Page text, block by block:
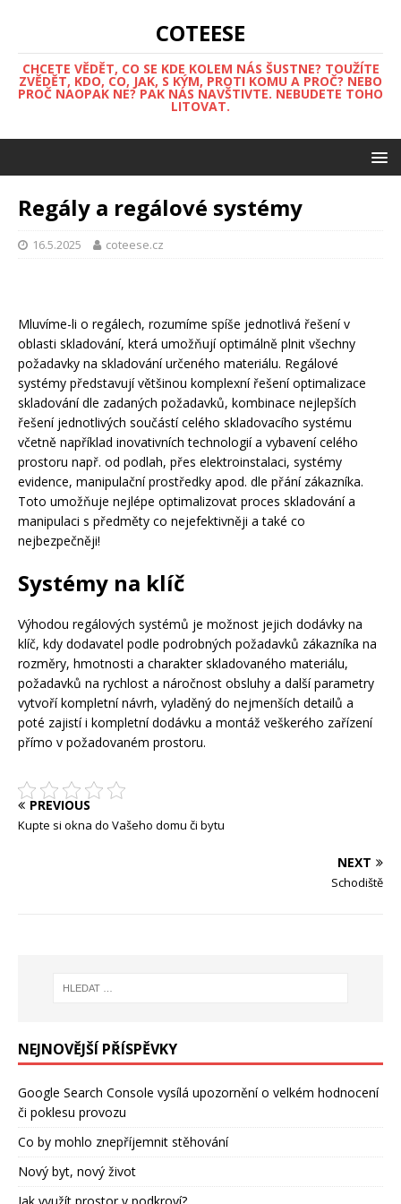
COTEESE
CHCETE VĚDĚT, CO SE KDE KOLEM NÁS ŠUSTNE? TOUŽÍTE
ZVĚDĚT, KDO, CO, JAK, S KÝM, PROTI KOMU A PROČ? NEBO
PROČ NAOPAK NE? PAK NÁS NAVŠTIVTE. NEBUDETE TOHO
LITOVAT.
Regály a regálové systémy
16.5.2025 coteese.cz
Mluvíme-li o regálech, rozumíme spíše jednotlivá řešení v
oblasti skladování, která umožňují optimálně plnit všechny
požadavky na skladování určeného materiálu. Regálové
systémy představují většinou komplexní řešení optimalizace
skladování dle zadaných požadavků, kombinace nejlepších
řešení jednotlivých součástí celého skladovacího systému
včetně například inovativních technologií a vybavení celého
prostoru např. od podlah, přes elektroinstalaci, systémy
evidence, manipulační prostředky apod. dle přání zákazníka.
Toto umožňuje nejlépe optimalizovat proces skladování a
manipulaci s předměty co nejefektivněji a také co
nejbezpečněji!
Systémy na klíč
Výhodou regálových systémů je možnost jejich dodávky na
klíč, kdy dodavatel podle podrobných požadavků zákazníka na
rozměry, hmotnosti a charakter skladovaného materiálu,
požadavků na rychlost a náročnost obsluhy a další parametry
vytvoří kompletní návrh, vyladěný do nejmenších detailů a
poté zajistí i kompletní dodávku a montáž veškerého zařízení
přímo v požadovaném prostoru.
PREVIOUS
Kupte si okna do Vašeho domu či bytu
NEXT
Schodiště
NEJNOVĚJŠÍ PŘÍSPĚVKY
Google Search Console vysílá upozornění o velkém hodnocení
či poklesu provozu
Co by mohlo znepříjemnit stěhování
Nový byt, nový život